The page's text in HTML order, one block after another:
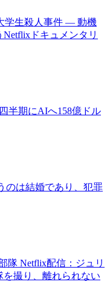
学生殺人事件 — 動機
ドキュメンタリ
半期にAIへ158億ドル
のは結婚であり、犯罪
隊 Netflix配信：ジュリ
撮り、離れられない